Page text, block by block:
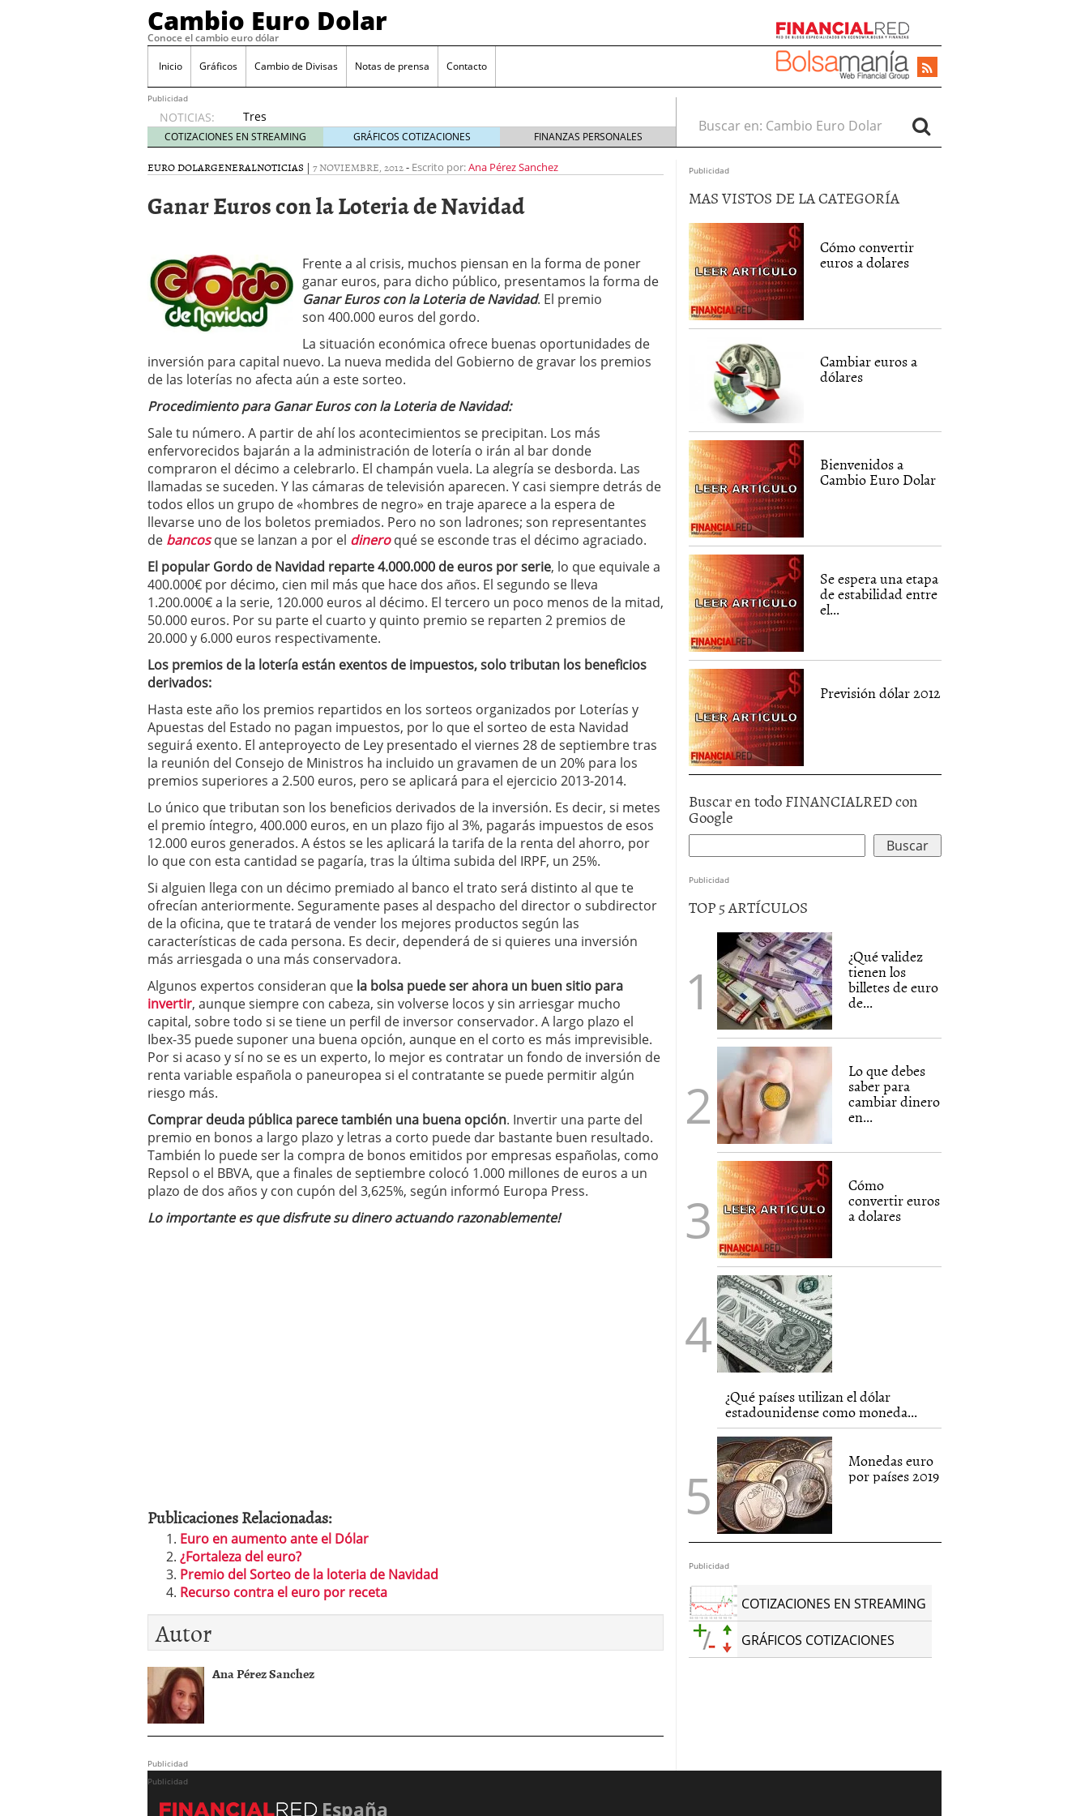
Cambio Euro Dolar
Conoce el cambio euro dólar
Inicio Gráficos Cambio de Divisas Notas de prensa Contacto
Publicidad
NOTICIAS:
Tres
escenarios
posibles
para el
las
y el BCE
26/01/2026
Informe de mercado: el euro se mantiene cerca de 1,174 USD tras rebote
del dólar
21/01/2026
Qué está moviendo hoy el cambio euro-dólar
Contexto del dólar fuerte: próximos reportes de empleo de EE. UU. se
convierten en foco principal para el par EUR/USD 09/01/2026
El dólar vive su mayor caída anual desde 2017 mientras analistas esperan
COTIZACIONES EN STREAMING GRÁFICOS COTIZACIONES FINANZAS PERSONALES
Buscar en:
EURO DOLARGENERALNOTICIAS | 7 NOVIEMBRE, 2012- Escrito por:Ana Pérez Sanchez
Ganar Euros con la Loteria de Navidad
Frente a al crisis, muchos piensan en la forma de poner
ganar euros, para dicho público, presentamos la forma de
Ganar Euros con la Loteria de Navidad. El premio
son 400.000 euros del gordo.
La situación económica ofrece buenas oportunidades de
inversión para capital nuevo. La nueva medida del Gobierno de gravar los premios
de las loterías no afecta aún a este sorteo.
Procedimiento para Ganar Euros con la Loteria de Navidad:
Sale tu número. A partir de ahí los acontecimientos se precipitan. Los más
enfervorecidos bajarán a la administración de lotería o irán al bar donde
compraron el décimo a celebrarlo. El champán vuela. La alegría se desborda. Las
llamadas se suceden. Y las cámaras de televisión aparecen. Y casi siempre detrás de
todos ellos un grupo de «hombres de negro» en traje aparece a la espera de
llevarse uno de los boletos premiados. Pero no son ladrones; son representantes
de bancos que se lanzan a por el dinero qué se esconde tras el décimo agraciado.
El popular Gordo de Navidad reparte 4.000.000 de euros por serie, lo que equivale a
400.000€ por décimo, cien mil más que hace dos años. El segundo se lleva
1.200.000€ a la serie, 120.000 euros al décimo. El tercero un poco menos de la mitad,
50.000 euros. Por su parte el cuarto y quinto premio se reparten 2 premios de
20.000 y 6.000 euros respectivamente.
Los premios de la lotería están exentos de impuestos, solo tributan los beneficios
derivados:
Hasta este año los premios repartidos en los sorteos organizados por Loterías y
Apuestas del Estado no pagan impuestos, por lo que el sorteo de esta Navidad
seguirá exento. El anteproyecto de Ley presentado el viernes 28 de septiembre tras
la reunión del Consejo de Ministros ha incluido un gravamen de un 20% para los
premios superiores a 2.500 euros, pero se aplicará para el ejercicio 2013-2014.
Lo único que tributan son los beneficios derivados de la inversión. Es decir, si metes
el premio íntegro, 400.000 euros, en un plazo fijo al 3%, pagarás impuestos de esos
12.000 euros generados. A éstos se les aplicará la tarifa de la renta del ahorro, por
lo que con esta cantidad se pagaría, tras la última subida del IRPF, un 25%.
Si alguien llega con un décimo premiado al banco el trato será distinto al que te
ofrecían anteriormente. Seguramente pases al despacho del director o subdirector
de la oficina, que te tratará de vender los mejores productos según las
características de cada persona. Es decir, dependerá de si quieres una inversión
más arriesgada o una más conservadora.
Algunos expertos consideran que la bolsa puede ser ahora un buen sitio para
invertir, aunque siempre con cabeza, sin volverse locos y sin arriesgar mucho
capital, sobre todo si se tiene un perfil de inversor conservador. A largo plazo el
Ibex-35 puede suponer una buena opción, aunque en el corto es más imprevisible.
Por si acaso y sí no se es un experto, lo mejor es contratar un fondo de inversión de
renta variable española o paneuropea si el contratante se puede permitir algún
riesgo más.
Comprar deuda pública parece también una buena opción. Invertir una parte del
premio en bonos a largo plazo y letras a corto puede dar bastante buen resultado.
También lo puede ser la compra de bonos emitidos por empresas españolas, como
Repsol o el BBVA, que a finales de septiembre colocó 1.000 millones de euros a un
plazo de dos años y con cupón del 3,625%, según informó Europa Press.
Lo importante es que disfrute su dinero actuando razonablemente!
Publicaciones Relacionadas:
Euro en aumento ante el Dólar
¿Fortaleza del euro?
Premio del Sorteo de la loteria de Navidad
Recurso contra el euro por receta
Autor
Ana Pérez Sanchez
Publicidad
Publicidad
MAS VISTOS DE LA CATEGORÍA
Cómo convertir
euros a dolares
Cambiar euros a
dólares
Bienvenidos a
Cambio Euro Dolar
Se espera una etapa
de estabilidad entre
el...
Previsión dólar 2012
Buscar en todo FINANCIALRED con
Google
Publicidad
TOP 5 ARTÍCULOS
¿Qué validez
tienen los
billetes de euro
de...
Lo que debes
saber para
cambiar dinero
en...
Cómo
convertir euros
a dolares
¿Qué países utilizan el dólar
estadounidense como moneda...
Monedas euro
por países 2019
Publicidad
COTIZACIONES EN STREAMING
GRÁFICOS COTIZACIONES
Publicidad
España